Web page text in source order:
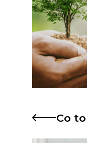
Co